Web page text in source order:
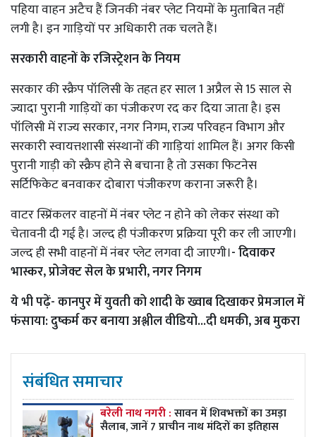
पहिया वाहन अटैच हैं जिनकी नंबर प्लेट नियमों के मुताबित नहीं
लगी है। इन गाड़ियों पर अधिकारी तक चलते हैं।
सरकारी वाहनों के रजिस्ट्रेशन के नियम
सरकार की स्क्रैप पॉलिसी के तहत हर साल 1 अप्रैल से 15 साल से
ज्यादा पुरानी गाड़ियों का पंजीकरण रद कर दिया जाता है। इस
पॉलिसी में राज्य सरकार, नगर निगम, राज्य परिवहन विभाग और
सरकारी स्वायत्तशासी संस्थानों की गाड़ियां शामिल हैं। अगर किसी
पुरानी गाड़ी को स्क्रैप होने से बचाना है तो उसका फिटनेस
सर्टिफिकेट बनवाकर दोबारा पंजीकरण कराना जरूरी है।
वाटर स्प्रिंकलर वाहनों में नंबर प्लेट न होने को लेकर संस्था को
चेतावनी दी गई है। जल्द ही पंजीकरण प्रक्रिया पूरी कर ली जाएगी।
जल्द ही सभी वाहनों में नंबर प्लेट लगवा दी जाएगी।- दिवाकर
भास्कर, प्रोजेक्ट सेल के प्रभारी, नगर निगम
ये भी पढ़ें-कानपुर में युवती को शादी के ख्वाब दिखाकर प्रेमजाल में
फंसाया: दुष्कर्म कर बनाया अश्लील वीडियो...दी धमकी, अब मुकरा
संबंधित समाचार
बरेली नाथ नगरी :सावन में शिवभक्तों का उमड़ा
सैलाब, जानें 7 प्राचीन नाथ मंदिरों का इतिहास